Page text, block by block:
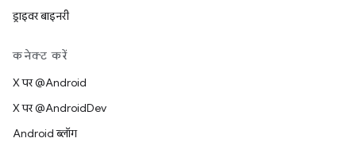
ड्राइवर बाइनरी
कनेक्ट करें
X पर @Android
X पर @AndroidDev
Android ब्लॉग